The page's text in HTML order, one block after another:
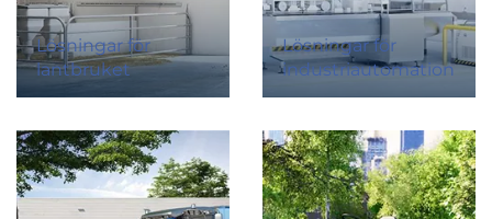
Lösningar för
lantbruket
Lösningar för
industriautomation